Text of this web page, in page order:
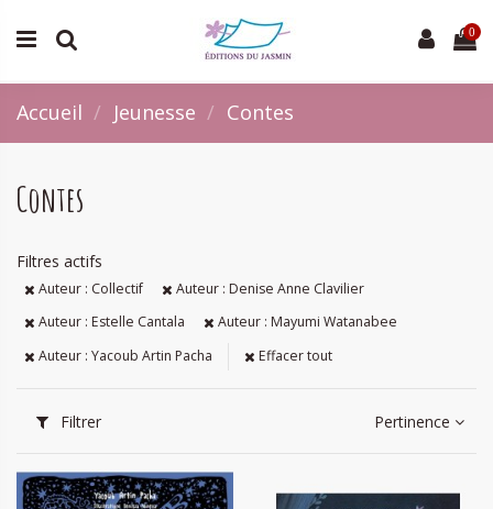
0
Accueil Jeunesse Contes
Contes
Filtres actifs
Auteur : Collectif
Auteur : Denise Anne Clavilier
Auteur : Estelle Cantala
Auteur : Mayumi Watanabee
Auteur : Yacoub Artin Pacha
Effacer tout
Filtrer Pertinence